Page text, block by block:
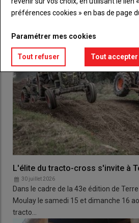
L'élite du tracto-cross s'invite à
30 juillet 2026
Dans le cadre de la 43e édition de
Moulay le samedi 15 et dimanche 16
tracto…
préférences cookies » en bas de page
Paramétrer mes cookies
Tout refuser Tout accepter